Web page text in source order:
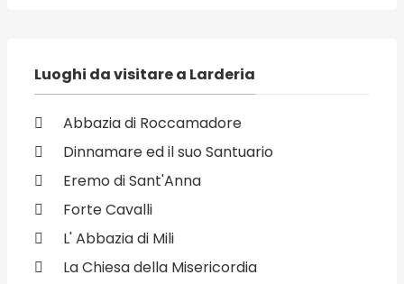
Luoghi da visitare a Larderia
Abbazia di Roccamadore
Dinnamare ed il suo Santuario
Eremo di Sant'Anna
Forte Cavalli
L' Abbazia di Mili
La Chiesa della Misericordia